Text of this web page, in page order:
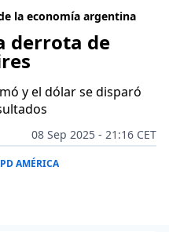
la economía argentina
derrota de
y el dólar se disparó
08 Sep 2025 - 21:16 CET
PD AMÉRICA